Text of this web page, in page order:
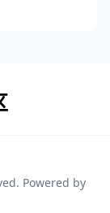
Powered by